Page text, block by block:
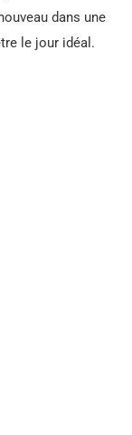
dans une
le jour idéal.